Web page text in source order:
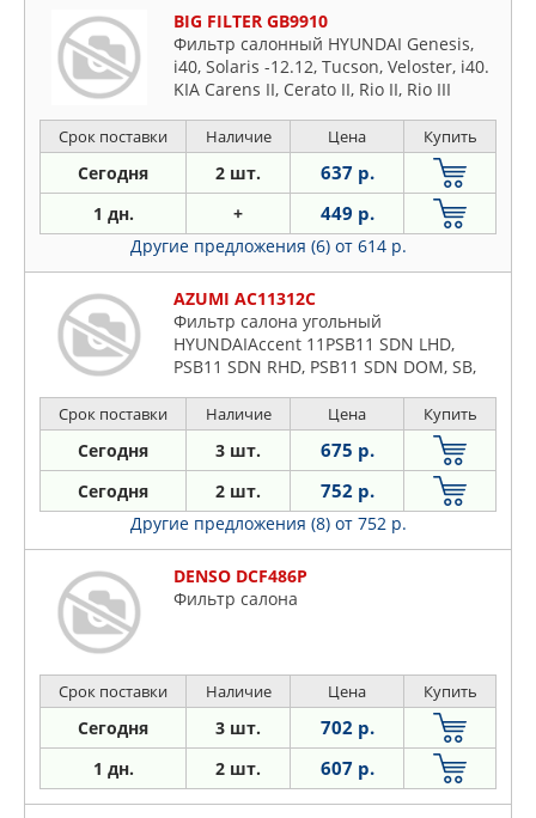
BIG FILTER GB9910
Фильтр салонный HYUNDAI Genesis,
i40, Solaris -12.12, Tucson, Veloster, i40.
KIA Carens II, Cerato II, Rio II, Rio III
Срок поставки Наличие Цена Купить
Сегодня 2 шт. 637 р.
1 дн. + 449 р.
Другие предложения (6) от 614 р.
AZUMI AC11312C
Фильтр салона угольный
HYUNDAIAccent 11PSB11 SDN LHD,
PSB11 SDN RHD, PSB11 SDN DOM, SB,
HB LHD PR, CT41 LHD, SB HB(2010-2014),
Accent 15CT41 RHD, CT51, CU41 SDN
RHD, CT41 SDN LHD, PSB15 SDN, PSB15
LHD(2014-2020)
Срок поставки Наличие Цена Купить
Сегодня 3 шт. 675 р.
Сегодня 2 шт. 752 р.
Другие предложения (8) от 752 р.
DENSO DCF486P
Фильтр салона
Срок поставки Наличие Цена Купить
Сегодня 3 шт. 702 р.
1 дн. 2 шт. 607 р.